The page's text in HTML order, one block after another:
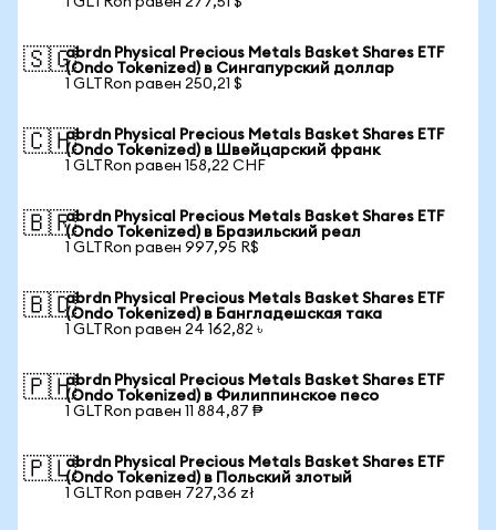
🇸🇬abrdn Physical Precious Metals Basket Shares ETF
(Ondo Tokenized) в Сингапурский доллар
1 GLTRon равен 250,21 $
🇨🇭abrdn Physical Precious Metals Basket Shares ETF
(Ondo Tokenized) в Швейцарский франк
1 GLTRon равен 158,22 CHF
🇧🇷abrdn Physical Precious Metals Basket Shares ETF
(Ondo Tokenized) в Бразильский реал
1 GLTRon равен 997,95 R$
🇧🇩abrdn Physical Precious Metals Basket Shares ETF
(Ondo Tokenized) в Бангладешская така
1 GLTRon равен 24 162,82 ৳
🇵🇭abrdn Physical Precious Metals Basket Shares ETF
(Ondo Tokenized) в Филиппинское песо
1 GLTRon равен 11 884,87 ₱
🇵🇱abrdn Physical Precious Metals Basket Shares ETF
(Ondo Tokenized) в Польский злотый
1 GLTRon равен 727,36 zł